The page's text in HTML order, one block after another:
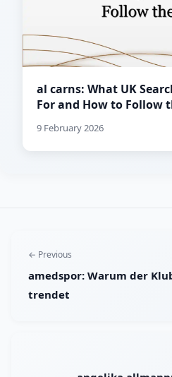
al carns: What UK
For and How to Follow
9 February 2026
← Previous
amedspor: Warum der
trendet